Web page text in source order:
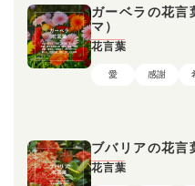
ガーベラの花言
マ）
花言葉
愛 感謝
ブバリアの花言
花言葉